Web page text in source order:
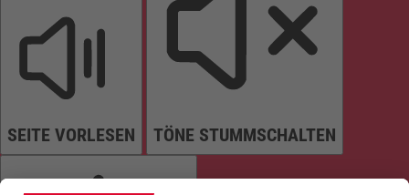
SEITE VORLESEN TÖNE STUMMSCHALTEN